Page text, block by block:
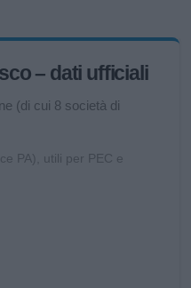
– dati ufficiali
(di cui 8 società di
PA), utili per PEC e